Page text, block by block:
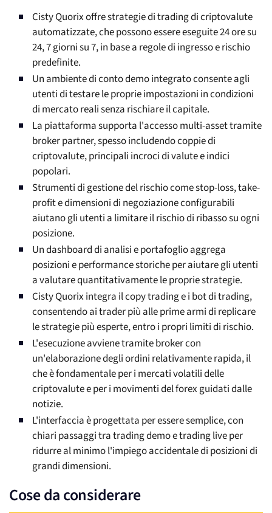
Cisty Quorix offre strategie di trading di criptovalute
automatizzate, che possono essere eseguite 24 ore su
24, 7 giorni su 7, in base a regole di ingresso e rischio
predefinite.
Un ambiente di conto demo integrato consente agli
utenti di testare le proprie impostazioni in condizioni
di mercato reali senza rischiare il capitale.
La piattaforma supporta l'accesso multi-asset tramite
broker partner, spesso includendo coppie di
criptovalute, principali incroci di valute e indici
popolari.
Strumenti di gestione del rischio come stop-loss, take-
profit e dimensioni di negoziazione configurabili
aiutano gli utenti a limitare il rischio di ribasso su ogni
posizione.
Un dashboard di analisi e portafoglio aggrega
posizioni e performance storiche per aiutare gli utenti
a valutare quantitativamente le proprie strategie.
Cisty Quorix integra il copy trading e i bot di trading,
consentendo ai trader più alle prime armi di replicare
le strategie più esperte, entro i propri limiti di rischio.
L'esecuzione avviene tramite broker con
un'elaborazione degli ordini relativamente rapida, il
che è fondamentale per i mercati volatili delle
criptovalute e per i movimenti del forex guidati dalle
notizie.
L'interfaccia è progettata per essere semplice, con
chiari passaggi tra trading demo e trading live per
ridurre al minimo l'impiego accidentale di posizioni di
grandi dimensioni.
Cose da considerare